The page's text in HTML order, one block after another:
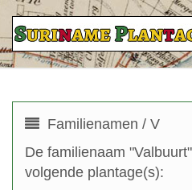
Familienamen / V
De familienaam
volgende plantage(s):